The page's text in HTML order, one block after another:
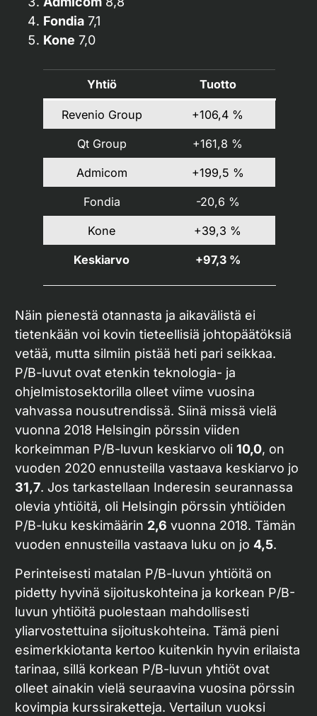
Fondia 7,1
Kone 7,0
Yhtiö Tuotto
Revenio Group +106,4 %
Qt Group +161,8 %
Admicom +199,5 %
Fondia -20,6 %
Kone +39,3 %
Keskiarvo +97,3 %
Näin pienestä otannasta ja aikavälistä ei
tietenkään voi kovin tieteellisiä johtopäätöksiä
vetää, mutta silmiin pistää heti pari seikkaa.
P/B-luvut ovat etenkin teknologia- ja
ohjelmistosektorilla olleet viime vuosina
vahvassa nousutrendissä. Siinä missä vielä
vuonna 2018 Helsingin pörssin viiden
korkeimman P/B-luvun keskiarvo oli 10,0, on
vuoden 2020 ennusteilla vastaava keskiarvo jo
31,7. Jos tarkastellaan Inderesin seurannassa
olevia yhtiöitä, oli Helsingin pörssin yhtiöiden
P/B-luku keskimäärin 2,6 vuonna 2018. Tämän
vuoden ennusteilla vastaava luku on jo 4,5.
Perinteisesti matalan P/B-luvun yhtiöitä on
pidetty hyvinä sijoituskohteina ja korkean P/B-
luvun yhtiöitä puolestaan mahdollisesti
yliarvostettuina sijoituskohteina. Tämä pieni
esimerkkiotanta kertoo kuitenkin hyvin erilaista
tarinaa, sillä korkean P/B-luvun yhtiöt ovat
olleet ainakin vielä seuraavina vuosina pörssin
kovimpia kurssiraketteja. Vertailun vuoksi